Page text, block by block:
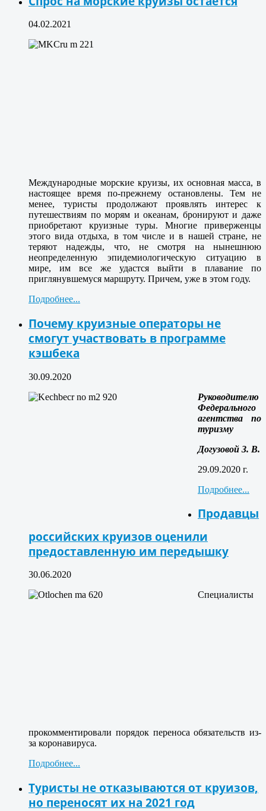
04.02.2021
Международные морские круизы, их основная масса, в
настоящее время по-прежнему остановлены. Тем не
менее, туристы продолжают проявлять интерес к
путешествиям по морям и океанам, бронируют и даже
приобретают круизные туры. Многие приверженцы
этого вида отдыха, в том числе и в нашей стране, не
теряют надежды, что, не смотря на нынешнюю
неопределенную эпидемиологическую ситуацию в
мире, им все же удастся выйти в плавание по
приглянувшемуся маршруту. Причем, уже в этом году.
Подробнее...
Почему круизные операторы не
смогут участвовать в программе
кэшбека
30.09.2020
Руководителю
Федерального
агентства по
туризму
Догузовой З. В.
29.09.2020 г.
Подробнее...
Продавцы
российских круизов оценили
предоставленную им передышку
30.06.2020
Специалисты
прокомментировали порядок переноса обязательств из-
за коронавируса.
Подробнее...
Туристы не отказываются от круизов,
но переносят их на 2021 год